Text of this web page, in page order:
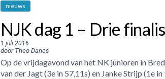
nieuws
NJK dag 1 – Drie
1 juli 2016
door Theo Danes
Op de vrijdagavond van het NK junioren in
van der Jagt (3e in 57,11s) en Janke Strijp (1e